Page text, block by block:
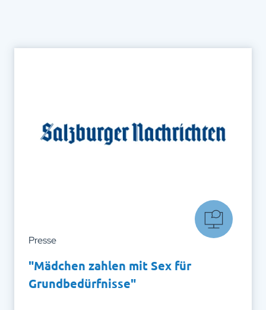
Presse
"Mädchen zahlen mit Sex für
Grundbedürfnisse"